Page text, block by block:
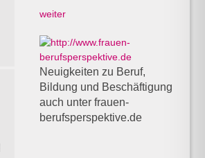
weiter
Neuigkeiten zu Beruf,
Bildung und Beschäftigung
auch unter frauen-
berufsperspektive.de